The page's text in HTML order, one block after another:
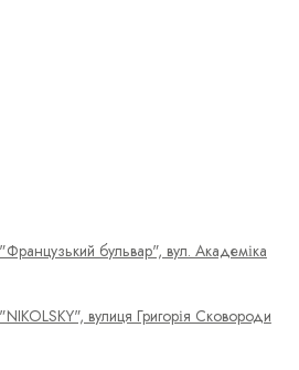
бульвар", вул. Академіка
вулиця Григорія Сковороди